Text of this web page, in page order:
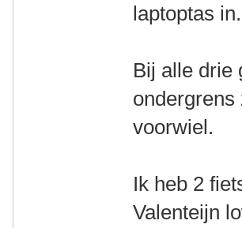
laptoptas in.
Bij alle drie
voorwiel.
Ik heb 2
Valenteijn